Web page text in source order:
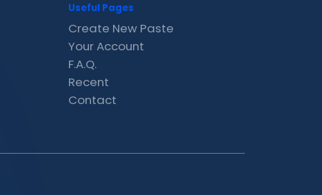
Useful Pages
Create New Paste
Your Account
F.A.Q.
Recent
Contact